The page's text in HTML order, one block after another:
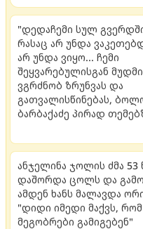
"დედაჩემი სულ
რასაც არ უნდა
არ უნდა ვიყო... ჩემი
შეყვარებულისგან
ვგრძნობ ზრუნვას და
გათვალისწინებას,
ბარბაქაძე პირად
ანჯელინა ჯოლის ძმა 53
დაშორდა ცოლს და
ამდენ ხანს მალავდა
"დიდი იმედი მაქვს,
მეგობრები გამიგებენ"